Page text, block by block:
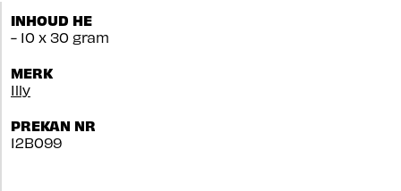
INHOUD HE
- 10 x 30 gram
MERK
Illy
PREKAN NR
12B099